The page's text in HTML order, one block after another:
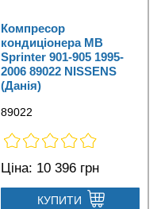
Компресор
кондиціонера MB
Sprinter 901-905 1995-
2006 89022 NISSENS
(Данія)
89022
Ціна: 10 396 грн
КУПИТИ